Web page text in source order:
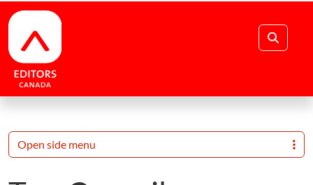
Open side menu